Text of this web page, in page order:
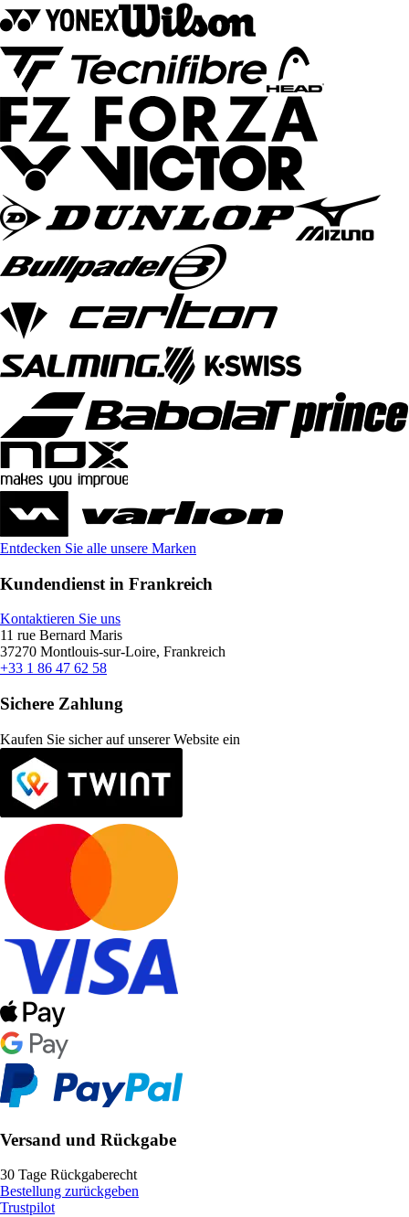
Entdecken Sie alle unsere Marken
Kundendienst in Frankreich
Kontaktieren Sie uns
11 rue Bernard Maris
37270 Montlouis-sur-Loire, Frankreich
+33 1 86 47 62 58
Sichere Zahlung
Kaufen Sie sicher auf unserer Website ein
Versand und Rückgabe
30 Tage Rückgaberecht
Bestellung zurückgeben
Trustpilot